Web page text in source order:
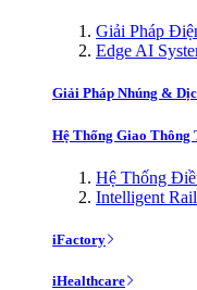
Giải Pháp
Edge AI
Giải Pháp Nhúng &
Hệ Thống Giao Thông
Hệ Thống
Intelligent
iFactory
iHealthcare